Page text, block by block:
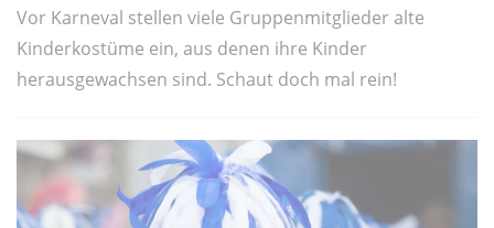
Vor Karneval stellen viele Gruppenmitglieder alte
Kinderkostüme ein, aus denen ihre Kinder
herausgewachsen sind. Schaut doch mal rein!